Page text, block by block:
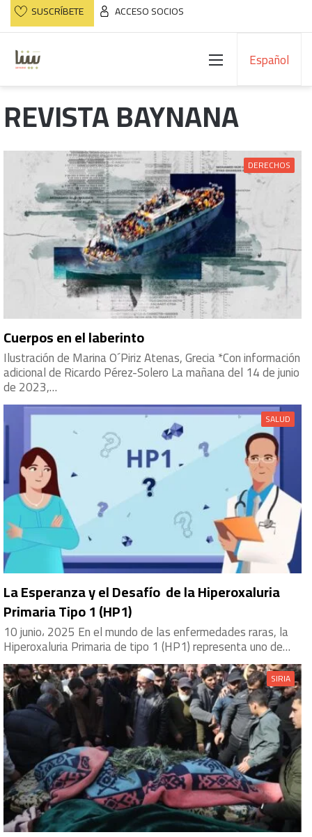
SUSCRÍBETE ACCESO SOCIOS
Español
Menú
REVISTA BAYNANA
DERECHOS
Cuerpos en el laberinto
Ilustración de Marina O´Piriz Atenas, Grecia *Con información
adicional de Ricardo Pérez-Solero La mañana del 14 de junio
de 2023,…
SALUD
La Esperanza y el Desafío de la Hiperoxaluria
Primaria Tipo 1 (HP1)
10 junio، 2025 En el mundo de las enfermedades raras, la
Hiperoxaluria Primaria de tipo 1 (HP1) representa uno de…
SIRIA